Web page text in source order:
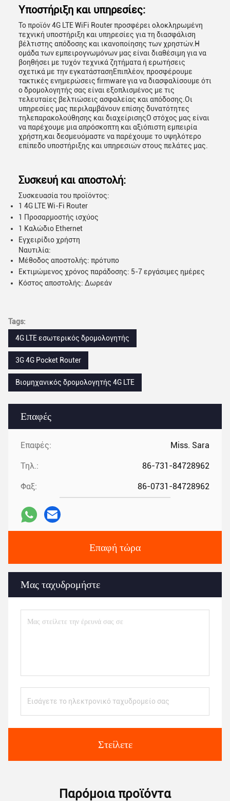
Επαφές
Επαφές: Miss. Sara
Τηλ.: 86-731-84728962
Φαξ: 86-0731-84728962
Επαφή τώρα
Μας ταχυδρομήστε
Στείλετε
Υποστήριξη και υπηρεσίες:
Το προϊόν 4G LTE WiFi Router προσφέρει ολοκληρωμένη
τεχνική υποστήριξη και υπηρεσίες για τη διασφάλιση
βέλτιστης απόδοσης και ικανοποίησης των χρηστών.Η
ομάδα των εμπειρογνωμόνων μας είναι διαθέσιμη για να
βοηθήσει με τυχόν τεχνικά ζητήματα ή ερωτήσεις
σχετικά με την εγκατάστασηΕπιπλέον, προσφέρουμε
τακτικές ενημερώσεις firmware για να διασφαλίσουμε ότι
ο δρομολογητής σας είναι εξοπλισμένος με τις
τελευταίες βελτιώσεις ασφαλείας και απόδοσης.Οι
υπηρεσίες μας περιλαμβάνουν επίσης δυνατότητες
τηλεπαρακολούθησης και διαχείρισηςΟ στόχος μας είναι
να παρέχουμε μια απρόσκοπτη και αξιόπιστη εμπειρία
χρήστη,και δεσμευόμαστε να παρέχουμε το υψηλότερο
επίπεδο υποστήριξης και υπηρεσιών στους πελάτες μας.
Συσκευή και αποστολή:
Συσκευασία του προϊόντος:
1 4G LTE Wi-Fi Router
1 Προσαρμοστής ισχύος
1 Καλώδιο Ethernet
Εγχειρίδιο χρήστη
Ναυτιλία:
Μέθοδος αποστολής: πρότυπο
Εκτιμώμενος χρόνος παράδοσης: 5-7 εργάσιμες ημέρες
Κόστος αποστολής: Δωρεάν
Tags:
4G LTE εσωτερικός δρομολογητής
3G 4G Pocket Router
Βιομηχανικός δρομολογητής 4G LTE
Παρόμοια προϊόντα